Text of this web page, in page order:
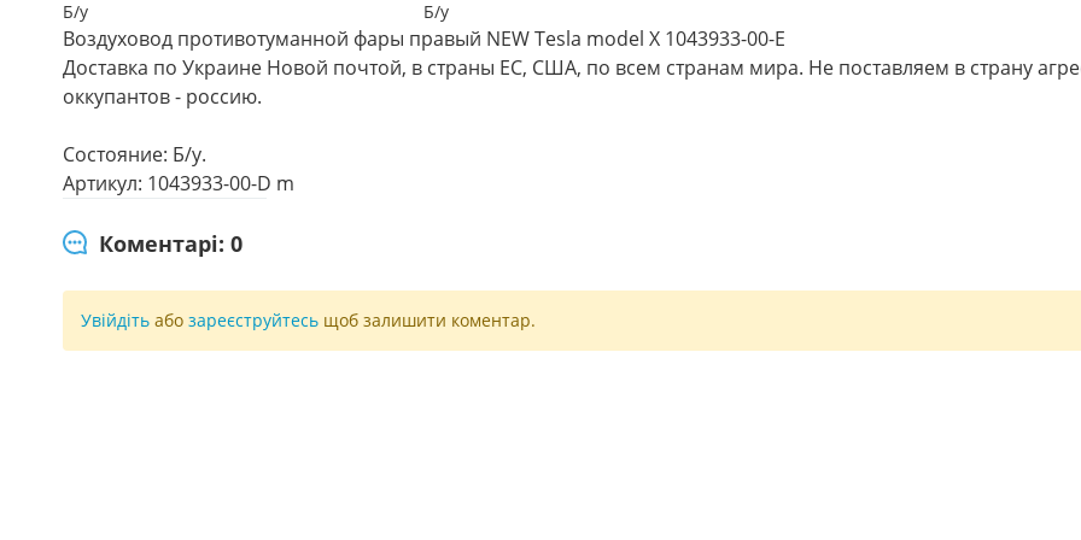
Б/у Б/у
Воздуховод противотуманной фары правый NEW Tesla model X 1043933-00-E
Доставка по Украине Новой почтой, в страны ЕС, США, по всем странам мира. Не поставляем в страну
оккупантов - россию.
Состояние: Б/у.
Артикул: 1043933-00-D m
Коментарі: 0
Увійдіть або зареєструйтесь щоб залишити коментар.